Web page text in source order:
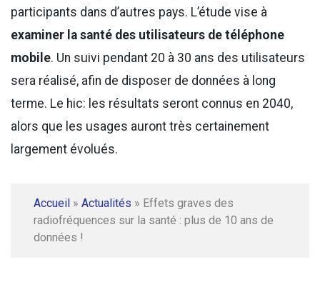
participants dans d’autres pays. L’étude vise à
examiner la santé des utilisateurs de téléphone
mobile. Un suivi pendant 20 à 30 ans des utilisateurs
sera réalisé, afin de disposer de données à long
terme. Le hic: les résultats seront connus en 2040,
alors que les usages auront très certainement
largement évolués.
Accueil » Actualités » Effets graves des
radiofréquences sur la santé : plus de 10 ans de
données !